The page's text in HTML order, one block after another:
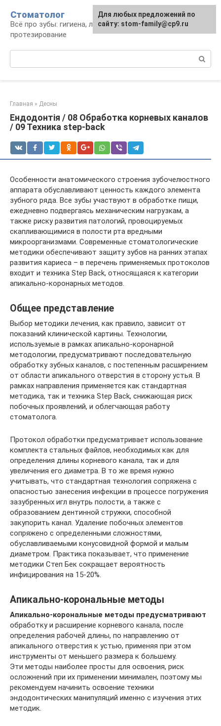
контенту
Стоматолог
Всё про зубы: гигиена, лечение,
протезирование
Главная » Десны
Ендодонтія / 08 Обработка корневых каналов
/ 09 Техника step-back
Особенности анатомического строения зубочелюстного
аппарата обуславливают ценность каждого элемента
зубного ряда. Все зубы участвуют в обработке пищи,
ежедневно подвергаясь механическим нагрузкам, а
также риску развития патологий, провоцируемых
скапливающимися в полости рта вредными
микроорганизмами. Современные стоматологические
методики обеспечивают защиту зубов на ранних этапах
развития кариеса – в перечень применяемых протоколов
входит и техника Step Back, относящаяся к категории
апикально-коронарных методов.
Общее представление
Выбор методики лечения, как правило, зависит от
показаний клинической картины. Технологии,
используемые в рамках апикально-коронарной
методологии, предусматривают последовательную
обработку зубных каналов, с постепенным расширением
от области апикального отверстия в сторону устья. В
рамках направления применяется как стандартная
методика, так и техника Step Back, снижающая риск
побочных проявлений, и облегчающая работу
стоматолога.
Протокол обработки предусматривает использование
комплекта стальных файлов, необходимых как для
определения длины корневого канала, так и для
увеличения его диаметра. В то же время нужно
учитывать, что стандартная технология сопряжена с
опасностью занесения инфекции в процессе погружения
зазубренных игл внутрь полости, а также с
образованием дентинной стружки, способной
закупорить канал. Удаление побочных элементов
сопряжено с определенными сложностями,
обуславливаемыми конусовидной формой и малым
диаметром. Практика показывает, что применение
методики Степ Бек сокращает вероятность
инфицирования на 15-20%.
Апикально-корональные методы
Апикально-корональные методы предусматривают
обработку и расширение корневого канала, после
определения рабочей длины, по направлению от
апикального отверстия к устью, применяя при этом
инструменты от меньшего размера к большему.
Эти методы наиболее просты для освоения, риск
осложнений при их применении минимален, поэтому мы
рекомендуем начинить освоение техники
эндодонтических манипуляций именно с изучения этих
методик.
Для любых предложений по
сайту: stom-family@cp9.ru